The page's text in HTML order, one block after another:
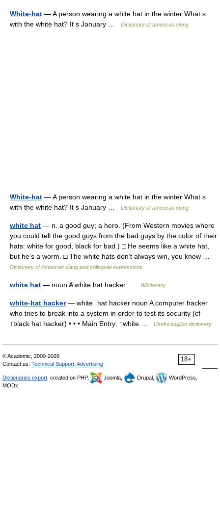
White-hat — A person wearing a white hat in the winter What s
with the white hat? It s January …
Dictionary of american slang
White-hat — A person wearing a white hat in the winter What s
with the white hat? It s January …
Dictionary of american slang
white hat — n. a good guy; a hero. (From Western movies where
you could tell the good guys from the bad guys by the color of their
hats: white for good, black for bad.) □ He seems like a white hat,
but he’s a worm. □ The white hats don’t always win, you know …
Dictionary of American slang and colloquial expressions
white hat — noun A white hat hacker … Wiktionary
white-hat hacker— whiteˈ hat hacker noun A computer hacker
who tries to break into a system in order to test its security (cf
↑black hat hacker) • • • Main Entry: ↑white …
Useful english dictionary
18+
© Academic, 2000-2026
Contact us: Technical Support Advertising
Dictionaries export , created on PHP, Joomla, Drupal,
WordPress,
MODx.